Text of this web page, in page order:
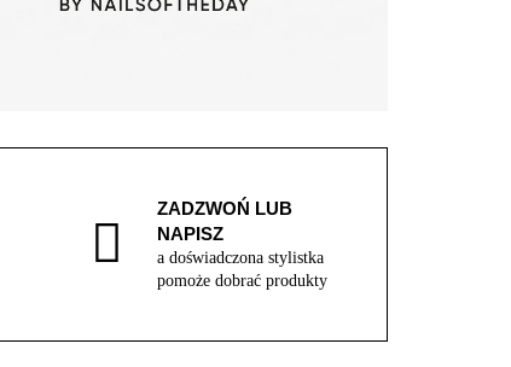
ZADZWOŃ LUB
NAPISZ
a doświadczona stylistka
pomoże dobrać produkty